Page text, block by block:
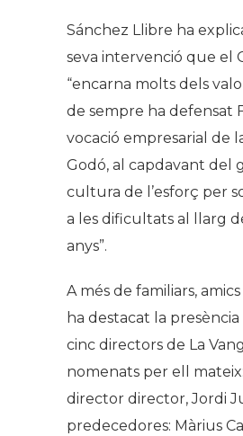
Sánchez Llibre ha
seva intervenció que el
“encarna molts dels
de sempre ha defensat
vocació empresarial de
Godó, al capdavant del
cultura de l’esforç per
a les dificultats al llarg
anys”.
A més de familiars,
ha destacat la presència
cinc directors de La
nomenats per ell mateix:
director director, Jordi
predecedores: Màrius